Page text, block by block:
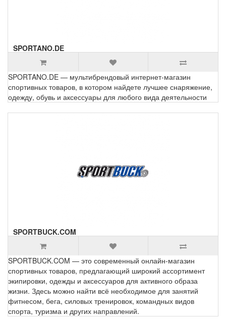
SPORTANO.DE
SPORTANO.DE — мультибрендовый интернет-магазин
спортивных товаров, в котором найдете лучшее снаряжение,
одежду, обувь и аксессуары для любого вида деятельности
SPORTBUCK.COM
SPORTBUCK.COM — это современный онлайн-магазин
спортивных товаров, предлагающий широкий ассортимент
экипировки, одежды и аксессуаров для активного образа
жизни. Здесь можно найти всё необходимое для занятий
фитнесом, бега, силовых тренировок, командных видов
спорта, туризма и других направлений.